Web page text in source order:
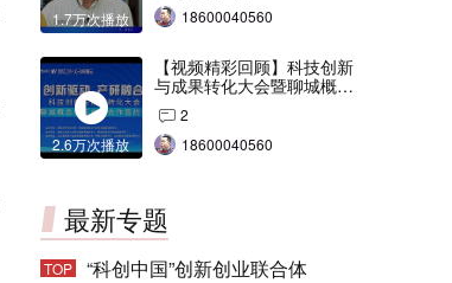
1.7万次播放
18600040560
2.6万次播放
【视频精彩回顾】科技创新
与成果转化大会暨聊城概念
验证中心合作签约仪式
2
18600040560
最新专题
TOP “科创中国”创新创业联合体